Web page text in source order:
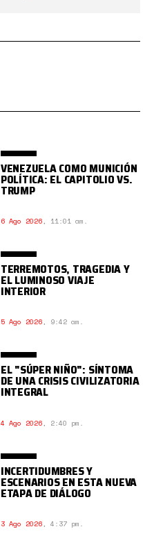
VENEZUELA COMO MUNICIÓN
POLÍTICA: EL CAPITOLIO VS.
TRUMP
6 Ago 2026, 11:01 am.
TERREMOTOS, TRAGEDIA Y
EL LUMINOSO VIAJE
INTERIOR
5 Ago 2026, 9:42 am.
EL "SÚPER NIÑO": SÍNTOMA
DE UNA CRISIS CIVILIZATORIA
INTEGRAL
4 Ago 2026, 2:40 pm.
INCERTIDUMBRES Y
ESCENARIOS EN ESTA NUEVA
ETAPA DE DIÁLOGO
3 Ago 2026, 4:37 pm.